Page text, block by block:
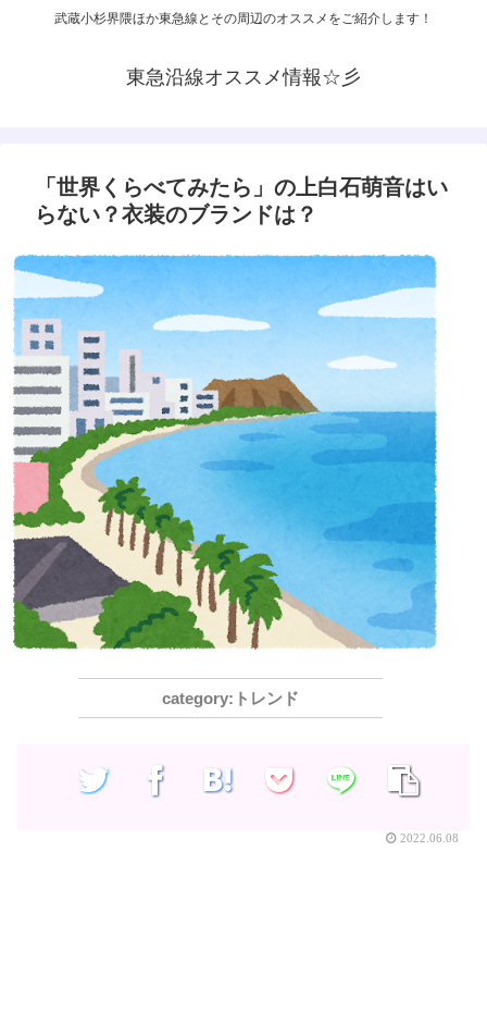
武蔵小杉界隈ほか東急線とその周辺のオススメをご紹介します！
東急沿線オススメ情報☆彡
「世界くらべてみたら」の上白石萌音はい
らない？衣装のブランドは？
トレンド
2022.06.08